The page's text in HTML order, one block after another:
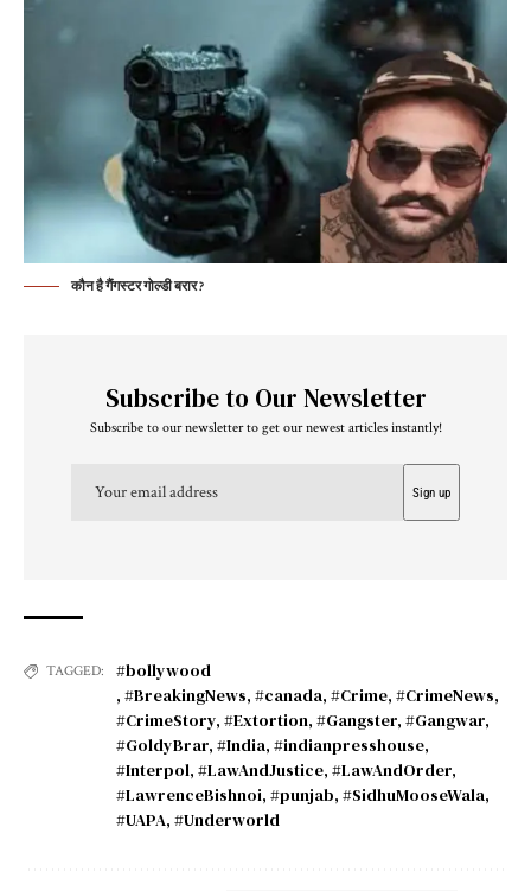
कौन है गैंगस्टर गोल्डी बरार ?
Subscribe to Our Newsletter
Subscribe to our newsletter to get our newest articles instantly!
TAGGED:
#bollywood
, #BreakingNews, #canada, #Crime, #CrimeNews,
#CrimeStory, #Extortion, #Gangster, #Gangwar,
#GoldyBrar, #India, #indianpresshouse,
#Interpol, #LawAndJustice, #LawAndOrder,
#LawrenceBishnoi, #punjab, #SidhuMooseWala,
#UAPA, #Underworld